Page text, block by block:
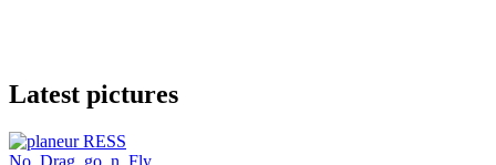
Latest pictures